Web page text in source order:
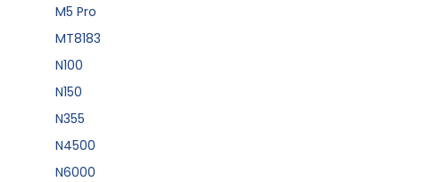
M5 Pro
MT8183
N100
N150
N355
N4500
N6000